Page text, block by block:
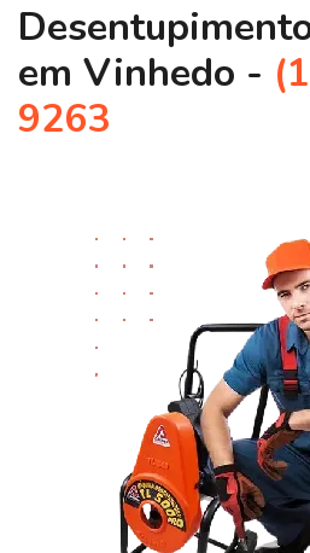
em Vinhedo -
9263